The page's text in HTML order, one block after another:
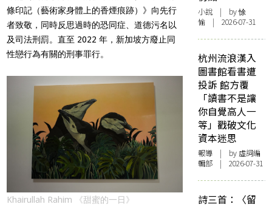
條印記（藝術家身體上的香煙痕跡）》向先行
者致敬，同時反思過時的恐同症、道德污名以
及司法刑罰。直至 2022 年，新加坡方廢止同
性戀行為有關的刑事罪行。
Khairullah Rahim 《甜蜜的一日》
小說 | by 悇
愉 | 2026-07-31
杭州流浪漢入
圖書館看書遭
投訴 館方覆
「讀書不是讓
你自覺高人一
等」戳破文化
資本迷思
報導 | by 虛詞編
輯部 | 2026-07-31
詩三首：〈留